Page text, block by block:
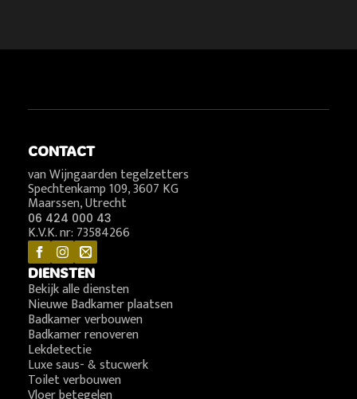
CONTACT
van Wijngaarden tegelzetters
Spechtenkamp 109, 3607 KG
Maarssen, Utrecht
06 424 000 43
K.V.K. nr: 73584266
DIENSTEN
Bekijk alle diensten
Nieuwe Badkamer plaatsen
Badkamer verbouwen
Badkamer renoveren
Lekdetectie
Luxe saus- & stucwerk
Toilet verbouwen